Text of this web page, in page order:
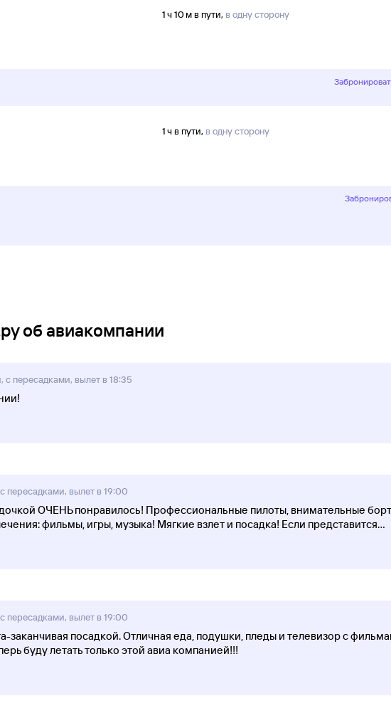
1 ч 10 м в пути, в одну сторону
1 ч в пути, в одну сторону
об авиакомпании
с пересадками, вылет в 18:35
пересадками, вылет в 19:00
дочкой ОЧЕНЬ понравилось! Профессиональные пилоты, внимательные
фильмы, игры, музыка! Мягкие взлет и посадка! Если представится...
пересадками, вылет в 19:00
заканчивая посадкой. Отличная еда, подушки, пледы и телевизор с
буду летать только этой авиа компанией!!!